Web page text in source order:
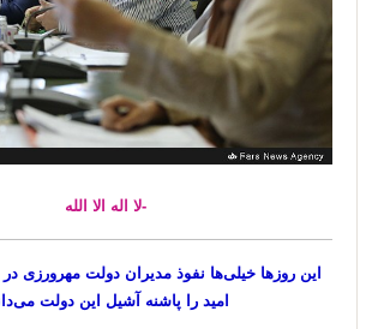
-لا اله الا الله
این روزها خیلی‌ها نفوذ مدیران دولت مهرورزی در
امید را پاشنه آشیل این دولت